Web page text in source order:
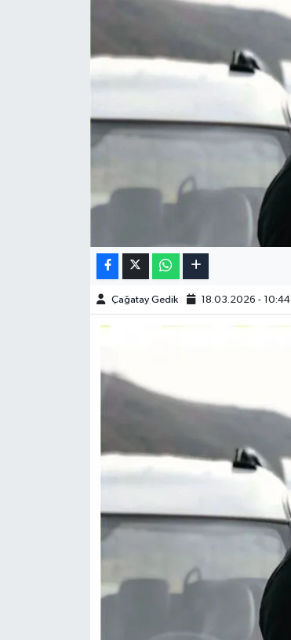
Çağatay Gedik 18.03.2026 - 10:44